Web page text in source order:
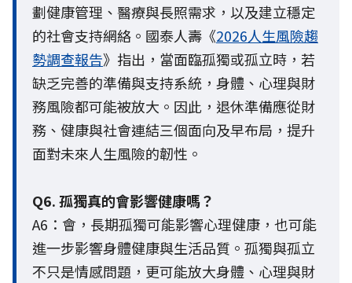
劃健康管理、醫療與長照需求，以及建立穩定
的社會支持網絡。國泰人壽《2026人生風險趨
勢調查報告》指出，當面臨孤獨或孤立時，若
缺乏完善的準備與支持系統，身體、心理與財
務風險都可能被放大。因此，退休準備應從財
務、健康與社會連結三個面向及早布局，提升
面對未來人生風險的韌性。
Q6. 孤獨真的會影響健康嗎？
A6：會，長期孤獨可能影響心理健康，也可能
進一步影響身體健康與生活品質。孤獨與孤立
不只是情感問題，更可能放大身體、心理與財